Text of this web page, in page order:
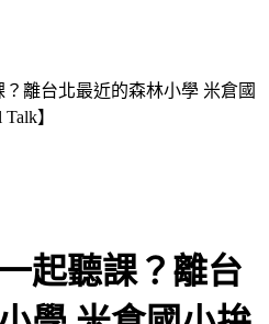
離台北最近的森林小學 米倉國
】
起聽課？離台